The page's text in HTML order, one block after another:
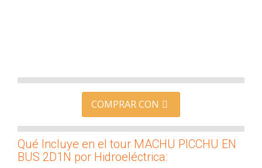
COMPRAR CON
Qué Incluye en el tour MACHU PICCHU EN
BUS 2D1N por Hidroeléctrica: